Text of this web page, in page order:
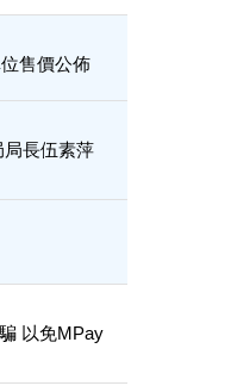
售價公佈
長伍素萍
以免MPay